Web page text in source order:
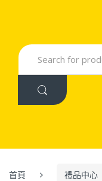
Search
for:
首頁 禮品中心